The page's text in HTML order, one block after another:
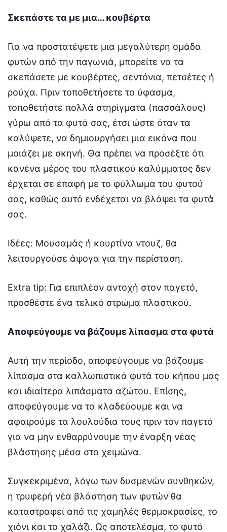
Σκεπάστε τα με μια… κουβέρτα
Για να προστατέψετε μια μεγαλύτερη ομάδα
φυτών από την παγωνιά, μπορείτε να τα
σκεπάσετε με κουβέρτες, σεντόνια, πετσέτες ή
ρούχα. Πριν τοποθετήσετε το ύφασμα,
τοποθετήστε πολλά στηρίγματα (πασσάλους)
γύρω από τα φυτά σας, έτσι ώστε όταν τα
καλύψετε, να δημιουργήσει μια εικόνα που
μοιάζει με σκηνή. Θα πρέπει να προσέξτε ότι
κανένα μέρος του πλαστικού καλύμματος δεν
έρχεται σε επαφή με το φύλλωμα του φυτού
σας, καθώς αυτό ενδέχεται να βλάψει τα φυτά
σας.
Ιδέες: Μουσαμάς ή κουρτίνα ντουζ, θα
λειτουργούσε άψογα για την περίσταση.
Extra tip: Για επιπλέον αντοχή στον παγετό,
προσθέστε ένα τελικό στρώμα πλαστικού.
Αποφεύγουμε να βάζουμε λίπασμα στα φυτά
Αυτή την περίοδο, αποφεύγουμε να βάζουμε
λίπασμα στα καλλωπιστικά φυτά του κήπου μας
και ιδιαίτερα λιπάσματα αζώτου. Επίσης,
αποφεύγουμε να τα κλαδεύουμε και να
αφαιρούμε τα λουλούδια τους πριν τον παγετό
για να μην ενθαρρύνουμε την έναρξη νέας
βλάστησης μέσα στο χειμώνα.
Συγκεκριμένα, λόγω των δυσμενών συνθηκών,
η τρυφερή νέα βλάστηση των φυτών θα
καταστραφεί από τις χαμηλές θερμοκρασίες, το
χιόνι και το χαλάζι. Ως αποτελέσμα, το φυτό